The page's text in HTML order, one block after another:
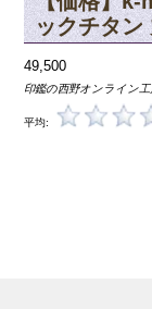
ックチタン
49,500
印鑑の西野オンライン工
平均: